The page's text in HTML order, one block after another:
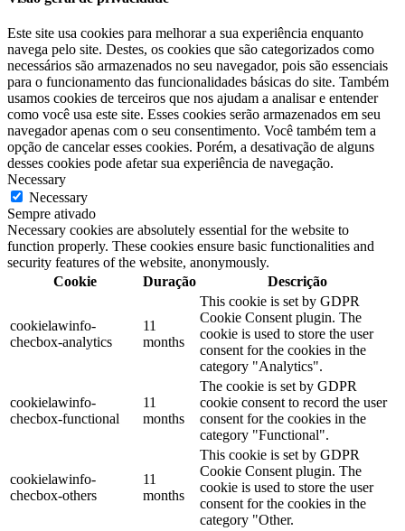
Este site usa cookies para melhorar a sua experiência enquanto
navega pelo site. Destes, os cookies que são categorizados como
necessários são armazenados no seu navegador, pois são essenciais
para o funcionamento das funcionalidades básicas do site. Também
usamos cookies de terceiros que nos ajudam a analisar e entender
como você usa este site. Esses cookies serão armazenados em seu
navegador apenas com o seu consentimento. Você também tem a
opção de cancelar esses cookies. Porém, a desativação de alguns
desses cookies pode afetar sua experiência de navegação.
Necessary
Necessary
Sempre ativado
Necessary cookies are absolutely essential for the website to
function properly. These cookies ensure basic functionalities and
security features of the website, anonymously.
Cookie
Duração Descrição
cookielawinfo-
checbox-analytics
11
months
This cookie is set by GDPR
Cookie Consent plugin. The
cookie is used to store the user
consent for the cookies in the
category "Analytics".
cookielawinfo-
checbox-functional
11
months
The cookie is set by GDPR
cookie consent to record the user
consent for the cookies in the
category "Functional".
cookielawinfo-
checbox-others
11
months
This cookie is set by GDPR
Cookie Consent plugin. The
cookie is used to store the user
consent for the cookies in the
category "Other.